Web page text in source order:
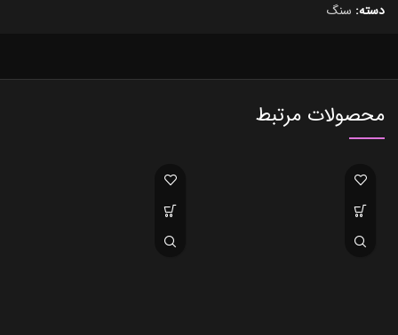
دسته: سنگ
محصولات مرتبط